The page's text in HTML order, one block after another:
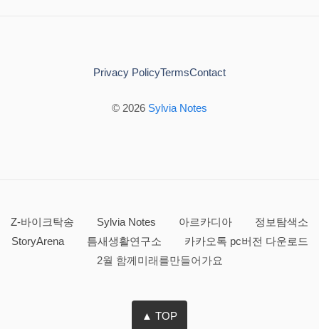
© 2026 Sylvia Notes
Privacy PolicyTermsContact
Z-바이크탁송 Sylvia Notes 아르카디아
정보탐색소
StoryArena
틈새생활연구소
카카오톡 pc버전 다운로드
2월 함께미래를만들어가요
▲ TOP